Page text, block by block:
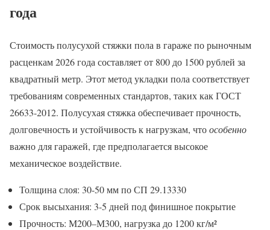
года
Стоимость полусухой стяжки пола в гараже по рыночным
расценкам 2026 года составляет от 800 до 1500 рублей за
квадратный метр. Этот метод укладки пола соответствует
требованиям современных стандартов, таких как ГОСТ
26633-2012. Полусухая стяжка обеспечивает прочность,
долговечность и устойчивость к нагрузкам, чтоособенно
важно для гаражей, где предполагается высокое
механическое воздействие.
Толщина слоя: 30-50 мм по СП 29.13330
Срок высыхания: 3-5 дней под финишное покрытие
Прочность: М200–М300, нагрузка до 1200 кг/м²